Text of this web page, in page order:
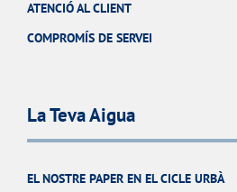
ATENCIÓ AL CLIENT
COMPROMÍS DE SERVEI
La Teva Aigua
EL NOSTRE PAPER EN EL CICLE URBÀ